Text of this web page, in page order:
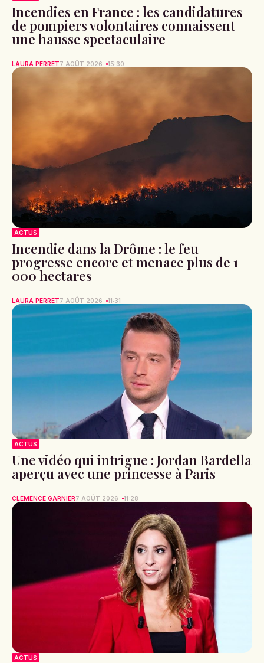
Incendies en France : les candidatures
de pompiers volontaires connaissent
une hausse spectaculaire
LAURA PERRET7 AOÛT 2026 15:30
ACTUS
Incendie dans la Drôme : le feu
progresse encore et menace plus de 1
000 hectares
LAURA PERRET7 AOÛT 2026 11:31
ACTUS
Une vidéo qui intrigue : Jordan Bardella
aperçu avec une princesse à Paris
CLÉMENCE GARNIER7 AOÛT 2026 11:28
ACTUS